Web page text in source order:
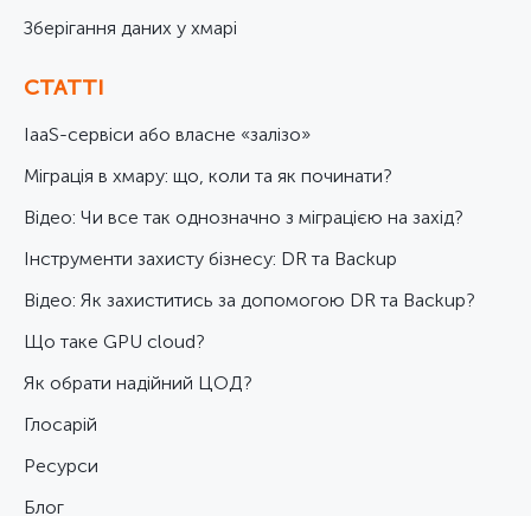
Зберігання даних у хмарі
СТАТТІ
IaaS-сервіси або власне «залізо»
Міграція в хмару: що, коли та як починати?
Відео: Чи все так однозначно з міграцією на захід?
Інструменти захисту бізнесу: DR та Backup
Відео: Як захиститись за допомогою DR та Backup?
Що таке GPU cloud?
Як обрати надійний ЦОД?
Глосарій
Ресурси
Блог